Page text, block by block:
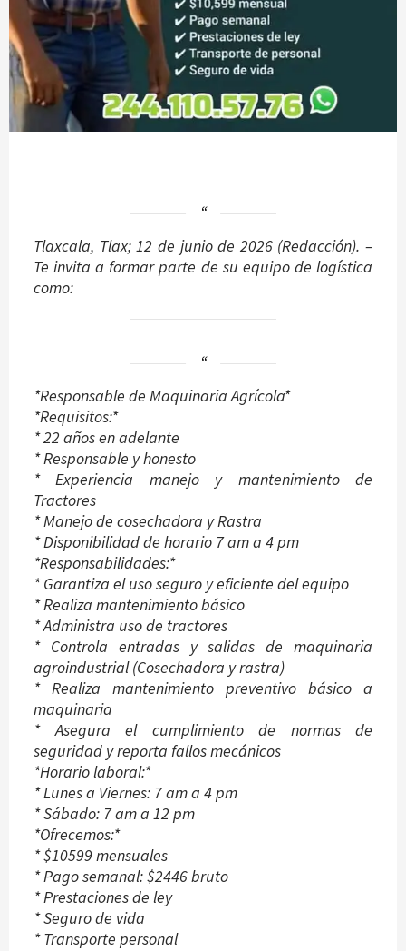
Tlaxcala, Tlax; 12 de junio de 2026 (Redacción). –
Te invita a formar parte de su equipo de logística
como:
*Responsable de Maquinaria Agrícola*
*Requisitos:*
* 22 años en adelante
* Responsable y honesto
* Experiencia manejo y mantenimiento de
Tractores
* Manejo de cosechadora y Rastra
* Disponibilidad de horario 7 am a 4 pm
*Responsabilidades:*
* Garantiza el uso seguro y eficiente del equipo
* Realiza mantenimiento básico
* Administra uso de tractores
* Controla entradas y salidas de maquinaria
agroindustrial (Cosechadora y rastra)
* Realiza mantenimiento preventivo básico a
maquinaria
* Asegura el cumplimiento de normas de
seguridad y reporta fallos mecánicos
*Horario laboral:*
* Lunes a Viernes: 7 am a 4 pm
* Sábado: 7 am a 12 pm
*Ofrecemos:*
* $10599 mensuales
* Pago semanal: $2446 bruto
* Prestaciones de ley
* Seguro de vida
* Transporte personal